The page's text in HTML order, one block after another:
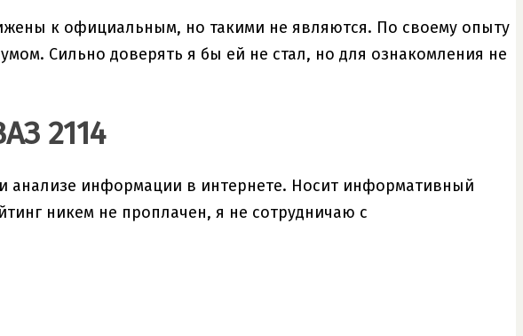
к официальным, но такими не являются. По своему опыту
Сильно доверять я бы ей не стал, но для ознакомления не
2114
информации в интернете. Носит информативный
никем не проплачен, я не сотрудничаю с